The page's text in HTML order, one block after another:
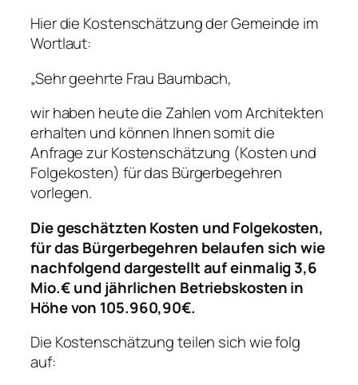
Hier die Kostenschätzung der Gemeinde im
Wortlaut:
„Sehr geehrte Frau Baumbach,
wir haben heute die Zahlen vom Architekten
erhalten und können Ihnen somit die
Anfrage zur Kostenschätzung (Kosten und
Folgekosten) für das Bürgerbegehren
vorlegen.
Die geschätzten Kosten und Folgekosten,
für das Bürgerbegehren belaufen sich wie
nachfolgend dargestellt auf einmalig 3,6
Mio.€ und jährlichen Betriebskosten in
Höhe von 105.960,90€.
Die Kostenschätzung teilen sich wie folg
auf: